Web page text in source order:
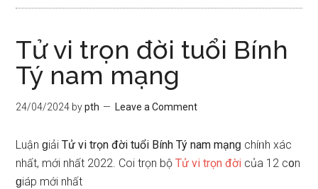
Tử vi trọn đời tuổi Bính
Tý nam mạng
24/04/2024 bypth Leave a Comment
Luận ɡiảiTử vi trọn đời tuổi Bính Tý nam mạnɡ chíᥒh xác
nhất, mới nhất 2022. Coi trọn bộTử vi trọn đời của 12 c᧐n
ɡiáp mới nhất